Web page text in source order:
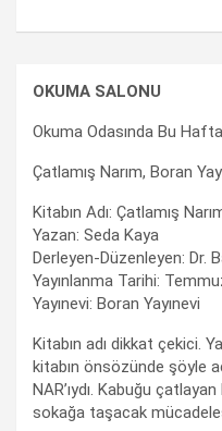
OKUMA SALONU
Okuma Odasında Bu
Çatlamış Narım, Boran
Kitabın Adı: Çatlamış
Yazan: Seda Kaya
Derleyen-Düzenleyen: Dr.
Yayınlanma Tarihi:
Yayınevi: Boran Yayınevi
Kitabın adı dikkat çekici.
kitabın önsözünde şöyle
NAR’ıydı. Kabuğu
sokağa taşacak